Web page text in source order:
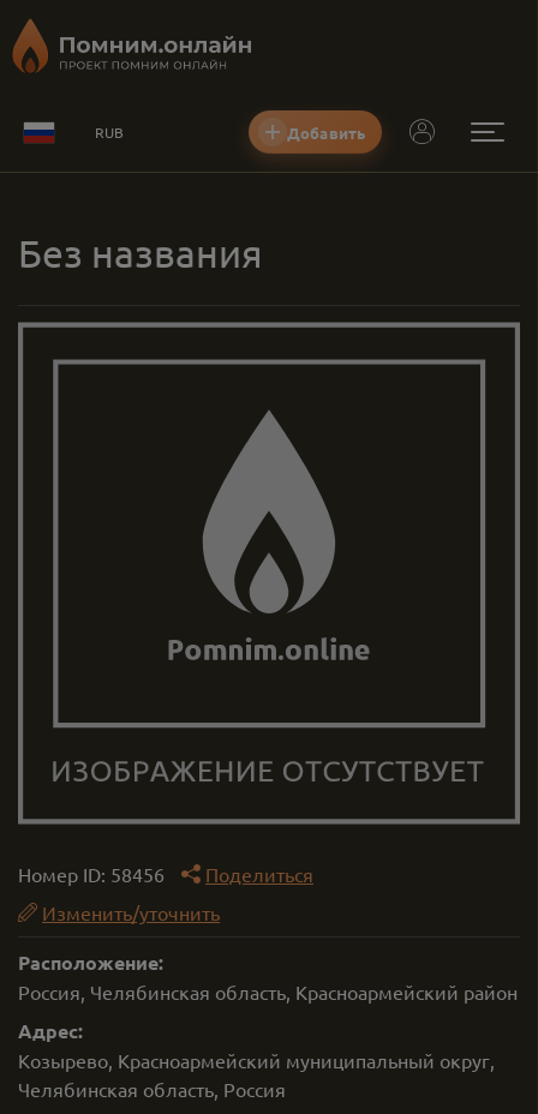
RUB Добавить
Без названия
Номер ID: 58456
Поделиться
Изменить/уточнить
Расположение:
Россия, Челябинская область, Красноармейский район
Адрес:
Козырево, Красноармейский муниципальный округ,
Челябинская область, Россия